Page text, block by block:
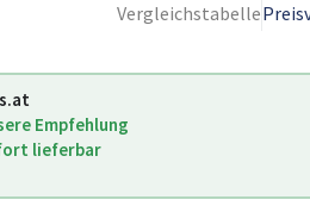
Vergleichstabelle
Empfehlung
lieferbar